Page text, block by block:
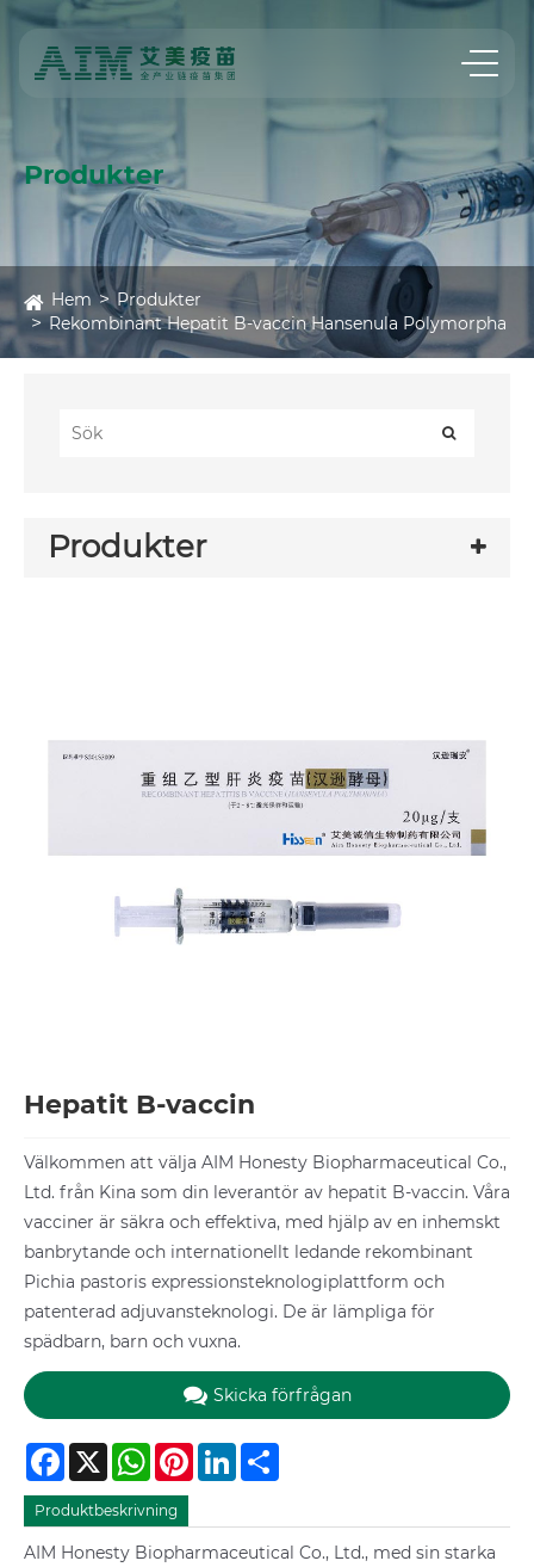
Produkter
Hem
Produkter
Rekombinant Hepatit B-vaccin Hansenula Polymorpha
Produkter
Hepatit B-vaccin
Välkommen att välja AIM Honesty Biopharmaceutical Co.,
Ltd. från Kina som din leverantör av hepatit B-vaccin. Våra
vacciner är säkra och effektiva, med hjälp av en inhemskt
banbrytande och internationellt ledande rekombinant
Pichia pastoris expressionsteknologiplattform och
patenterad adjuvansteknologi. De är lämpliga för
spädbarn, barn och vuxna.
Skicka förfrågan
Facebook
X WhatsAppPinterestLinkedIn
Produktbeskrivning
AIM Honesty Biopharmaceutical Co., Ltd., med sin starka